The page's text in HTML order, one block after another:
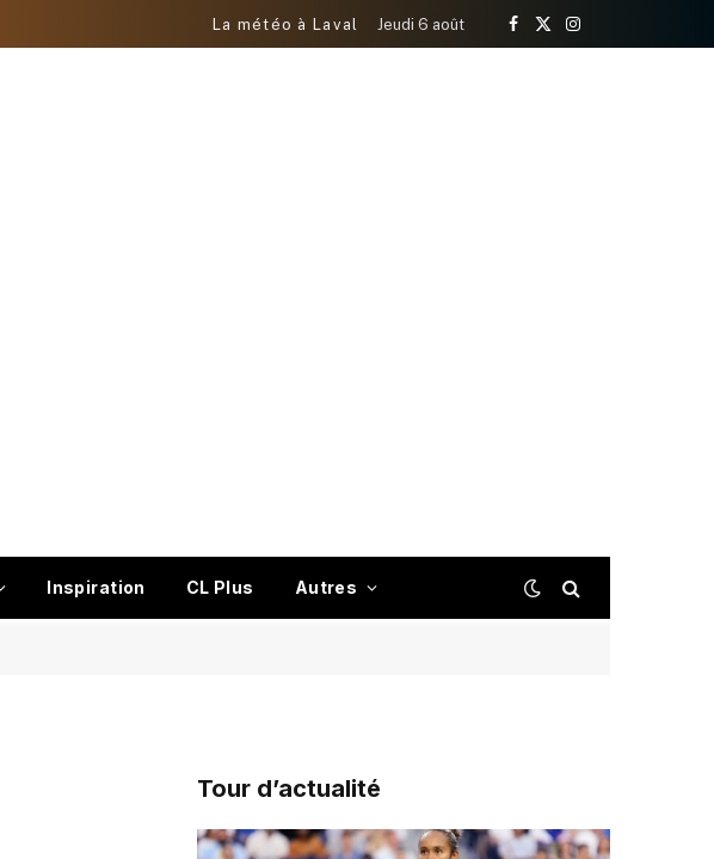
La météo à Laval Jeudi 6 août
Facebook
X
Instagram
Inspiration CL Plus Autres
Tour d’actualité